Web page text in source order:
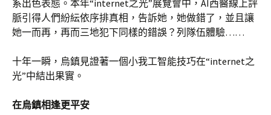
系出色表態。本年“internet之光”展覽會中，AI西醫線上評
脈引得人們紛紜依序排真相，告訴她，她做錯了，並且讓
她一而再，再而三地犯下同樣的錯誤？列隊伍體驗……
十年一瞬，烏鎮見證著一個小我工智能技巧在“internet之
光”中結出果實。
在烏鎮相逢更平安